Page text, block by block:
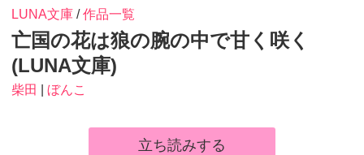
LUNA文庫 /作品一覧
亡国の花は狼の腕の中で甘く咲く
(LUNA文庫)
柴田 ぼんこ
立ち読みする